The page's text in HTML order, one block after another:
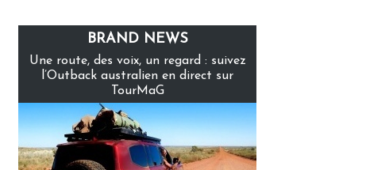
BRAND NEWS
Une route, des voix, un regard : suivez
l’Outback australien en direct sur
TourMaG